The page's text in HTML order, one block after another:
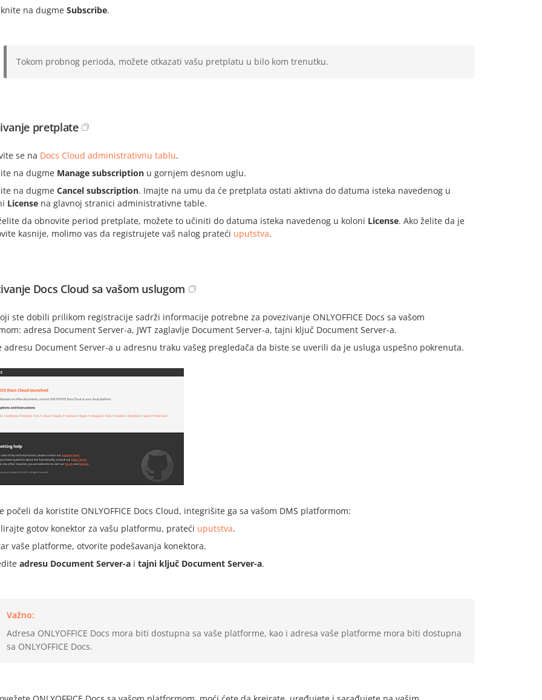
na dugme Subscribe.
Tokom probnog perioda, možete otkazati vašu pretplatu u bilo kom trenutku.
pretplate
se na Docs Cloud administrativnu tablu.
na dugme Manage subscription u gornjem desnom uglu.
na dugme Cancel subscription. Imajte na umu da će pretplata ostati aktivna do datuma isteka navedenog u
License na glavnoj stranici administrativne table.
da obnovite period pretplate, možete to učiniti do datuma isteka navedenog u koloni License. Ako želite da je
kasnije, molimo vas da registrujete vaš nalog prateći uputstva.
Docs Cloud sa vašom uslugom
ste dobili prilikom registracije sadrži informacije potrebne za povezivanje ONLYOFFICE Docs sa vašom
adresa Document Server-a, JWT zaglavlje Document Server-a, tajni ključ Document Server-a.
adresu Document Server-a u adresnu traku vašeg pregledača da biste se uverili da je usluga uspešno pokrenuta.
počeli da koristite ONLYOFFICE Docs Cloud, integrišite ga sa vašom DMS platformom:
gotov konektor za vašu platformu, prateći uputstva.
vaše platforme, otvorite podešavanja konektora.
adresu Document Server-a i tajni ključ Document Server-a.
Važno:
Adresa ONLYOFFICE Docs mora biti dostupna sa vaše platforme, kao i adresa vaše platforme mora biti dostupna
sa ONLYOFFICE Docs.